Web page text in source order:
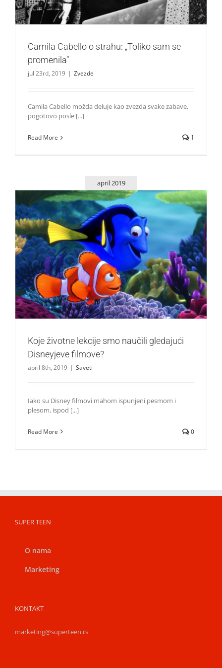
Camila Cabello o strahu: „Toliko sam se
promenila“
jul 23rd, 2019 | Zvezde
Camila Cabello možda deluje kao zvezda svake zabave,
pogotovo posle [...]
Read More 1
april 2019
Koje životne lekcije smo naučili gledajući Disneyjeve
filmove?
Saveti
Koje životne lekcije smo naučili gledajući
Disneyjeve filmove?
april 8th, 2019 | Saveti
Iako su Disney filmovi mahom ispunjeni pesmom i
plesom, ispod [...]
Read More 0
SUPER TEEN
O nama
Marketing
KONTAKT
marketing@superteen.rs